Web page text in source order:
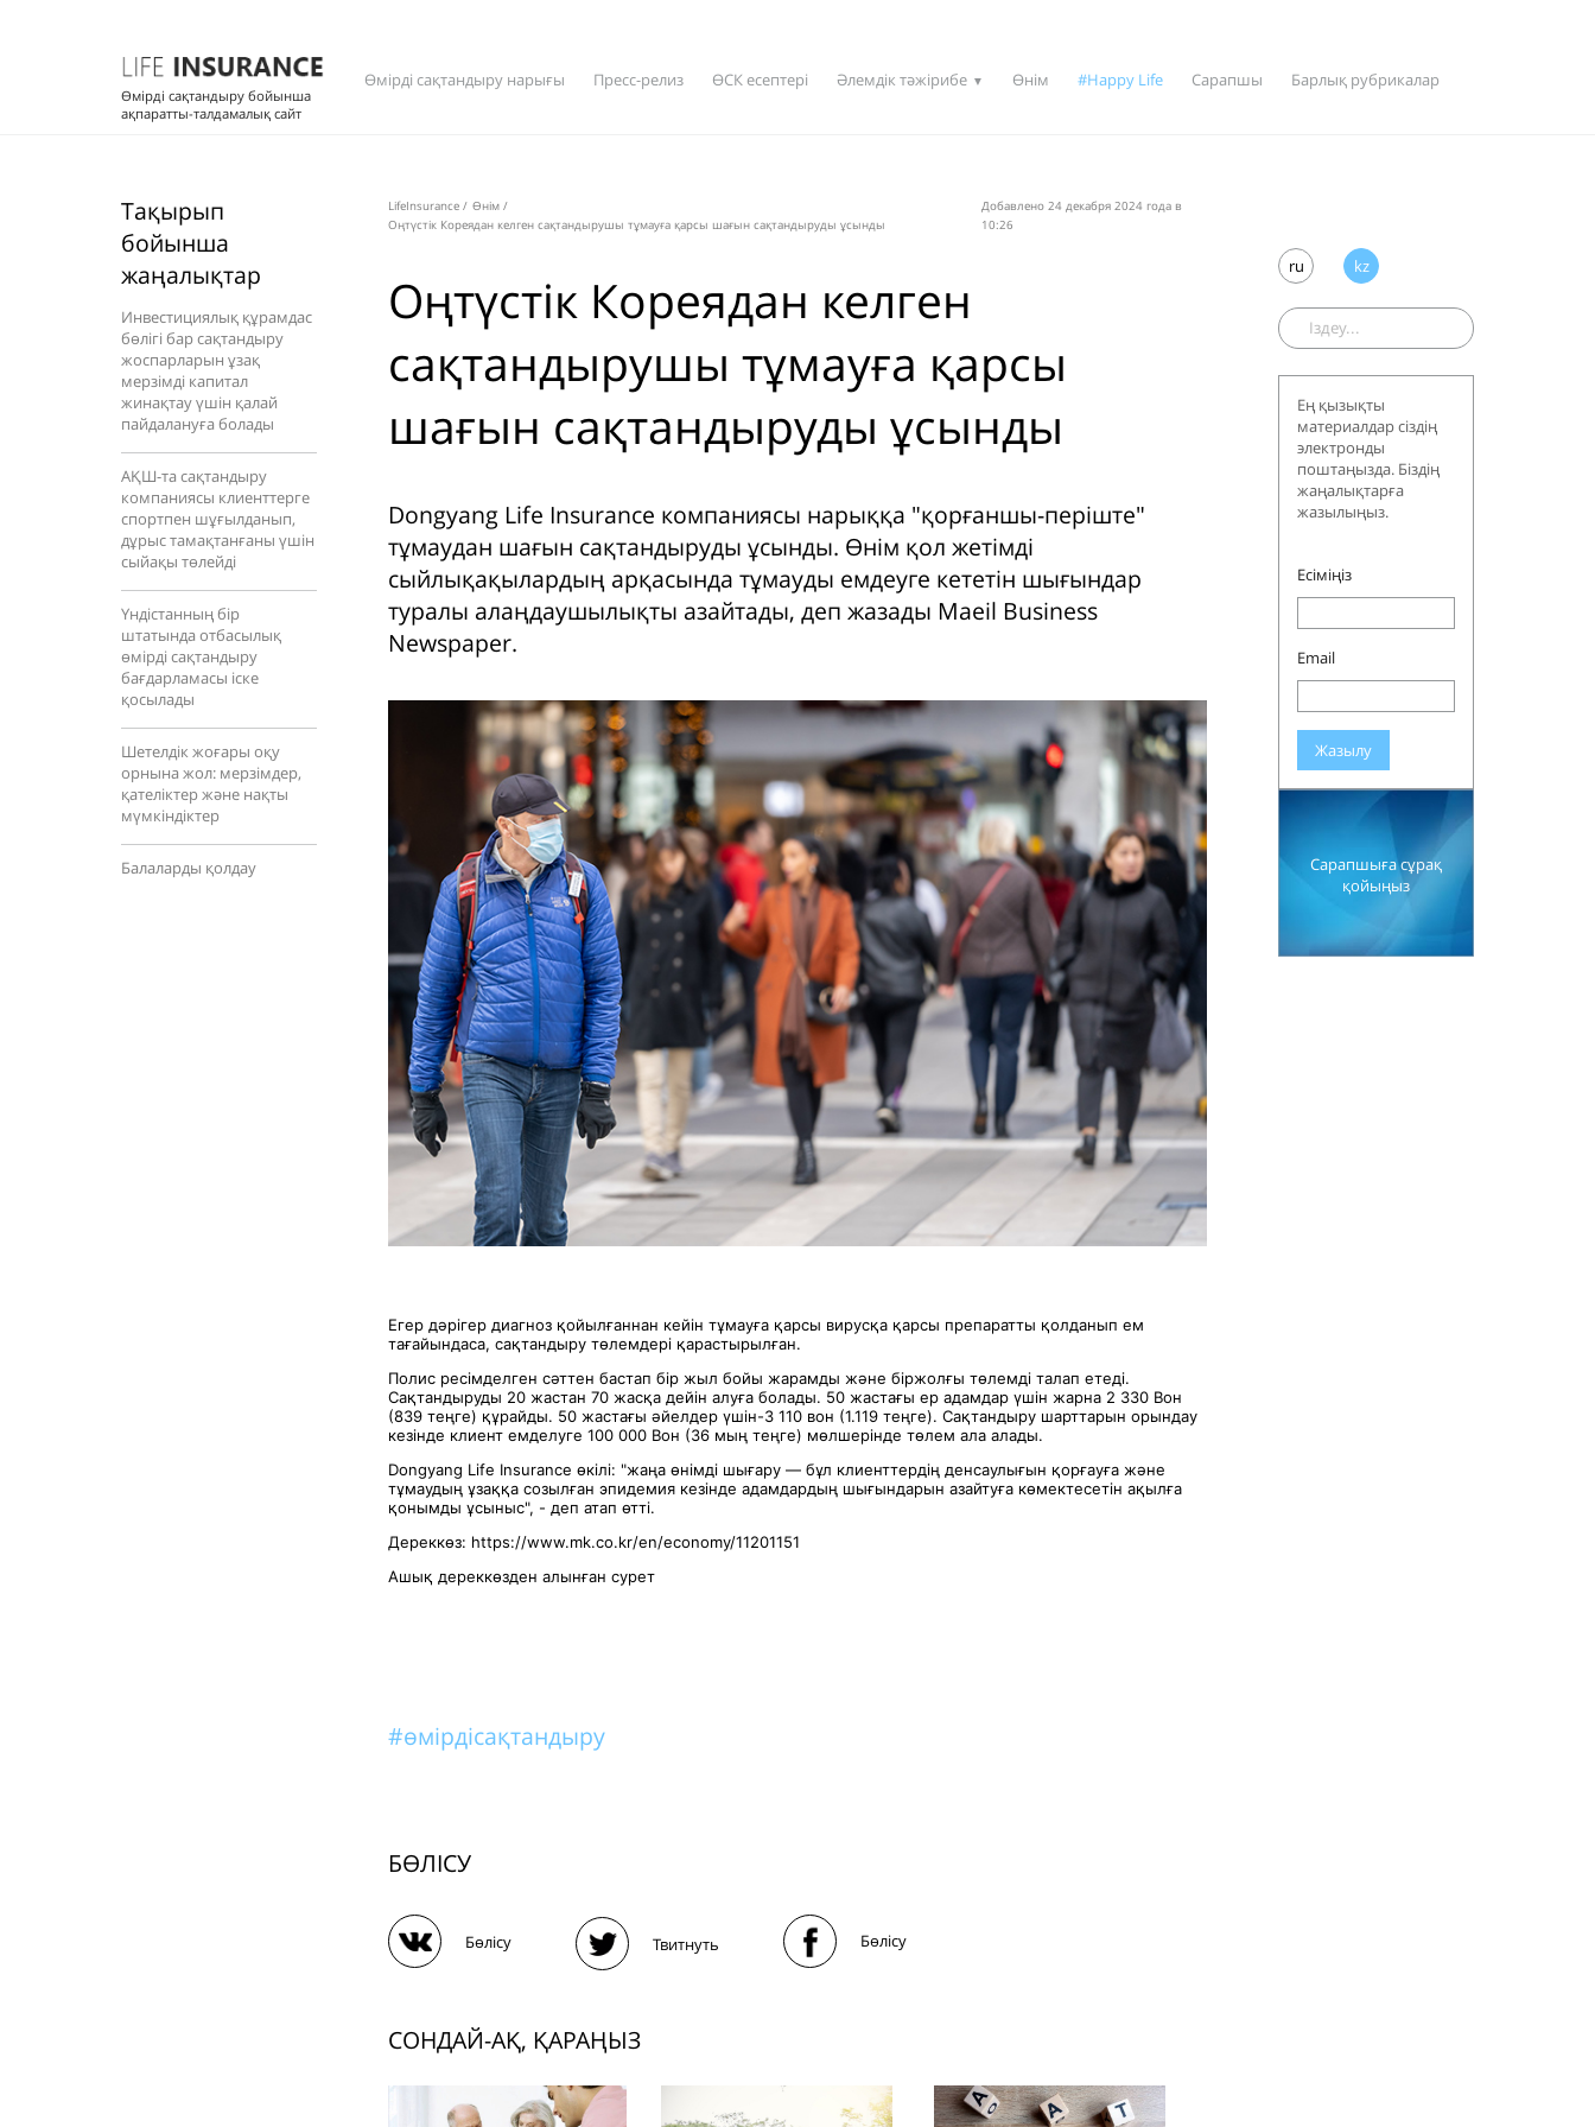
Өмірді сақтандыру бойынша
ақпаратты-талдамалық сайт
Өмірді сақтандыру нарығы Пресс-релиз ӨСК есептері Әлемдік тәжірибе ▼ Өнім #Happy Life Сарапшы Барлық рубрикалар
Тақырып
бойынша
жаңалықтар
Инвестициялық құрамдас
бөлігі бар сақтандыру
жоспарларын ұзақ
мерзімді капитал
жинақтау үшін қалай
пайдалануға болады
АҚШ-та сақтандыру
компаниясы клиенттерге
спортпен шұғылданып,
дұрыс тамақтанғаны үшін
сыйақы төлейді
Үндістанның бір
штатында отбасылық
өмірді сақтандыру
бағдарламасы іске
қосылады
Шетелдік жоғары оқу
орнына жол: мерзімдер,
қателіктер және нақты
мүмкіндіктер
Балаларды қолдау
LifeInsurance / Өнім /
Оңтүстік Кореядан келген сақтандырушы тұмауға қарсы шағын сақтандыруды ұсынды
Добавлено 24 декабря 2024 года в
10:26
Оңтүстік Кореядан келген
сақтандырушы тұмауға қарсы
шағын сақтандыруды ұсынды
Dongyang Life Insurance компаниясы нарыққа "қорғаншы-періште"
тұмаудан шағын сақтандыруды ұсынды. Өнім қол жетімді
сыйлықақылардың арқасында тұмауды емдеуге кететін шығындар
туралы алаңдаушылықты азайтады, деп жазады Maeil Business
Newspaper.
Егер дәрігер диагноз қойылғаннан кейін тұмауға қарсы вирусқа қарсы препаратты қолданып ем
тағайындаса, сақтандыру төлемдері қарастырылған.
Полис ресімделген сәттен бастап бір жыл бойы жарамды және біржолғы төлемді талап етеді.
Сақтандыруды 20 жастан 70 жасқа дейін алуға болады. 50 жастағы ер адамдар үшін жарна 2 330 Вон
(839 теңге) құрайды. 50 жастағы әйелдер үшін-3 110 вон (1.119 теңге). Сақтандыру шарттарын орындау
кезінде клиент емделуге 100 000 Вон (36 мың теңге) мөлшерінде төлем ала алады.
Dongyang Life Insurance өкілі: "жаңа өнімді шығару — бұл клиенттердің денсаулығын қорғауға және
тұмаудың ұзаққа созылған эпидемия кезінде адамдардың шығындарын азайтуға көмектесетін ақылға
қонымды ұсыныс", - деп атап өтті.
Дереккөз: https://www.mk.co.kr/en/economy/11201151
Ашық дереккөзден алынған сурет
#өмірдісақтандыру
БӨЛІСУ
Бөлісу Твитнуть Бөлісу
СОНДАЙ-АҚ, ҚАРАҢЫЗ
ru kz
Ең қызықты
материалдар сіздің
электронды
поштаңызда. Біздің
жаңалықтарға
жазылыңыз.
Есіміңіз
Email
Жазылу
Сарапшыға сұрақ
қойыңыз